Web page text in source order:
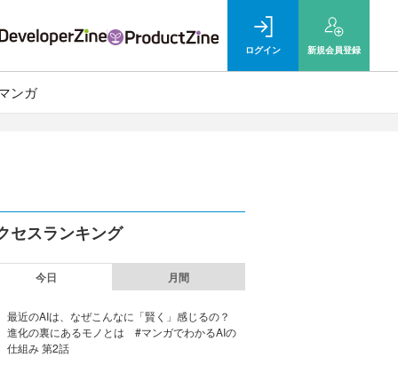
ログイン 新規会員登録
ンガ
セスランキング
今日 月間
最近のAIは、なぜこんなに「賢く」感じるの？
進化の裏にあるモノとは #マンガでわかるAIの
仕組み 第2話